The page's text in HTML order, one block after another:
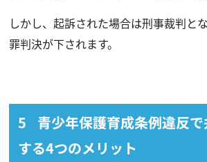
しかし、起訴された場合は刑事裁判と
罪判決が下されます。
青少年保護育成条例違反
する4つのメリット